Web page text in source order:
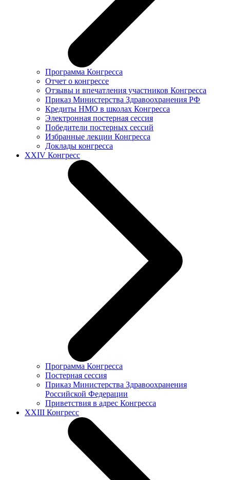
Программа Конгресса
Отчет о конгрессе
Отзывы и впечатления участников Конгресса
Приказ Министерства Здравоохранения РФ
Кредиты НМО в школах Конгресса
Электронная постерная сессия
Победители постерных сессий
Избранные лекции Конгресса
Доклады конгресса
XXIV Конгресс
Программа Конгресса
Постерная сессия
Приказ Министерства Здравоохранения
Российской Федерации
Приветствия в адрес Конгресса
XXIII Конгресс